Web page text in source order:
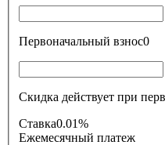
Первоначальный взнос0
Скидка действует при
Ставка0.01%
Ежемесячный платеж